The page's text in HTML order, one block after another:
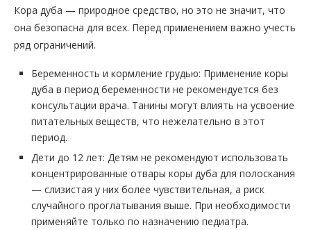
Кора дуба — природное средство, но это не значит, что
она безопасна для всех. Перед применением важно учесть
ряд ограничений.
Беременность и кормление грудью: Применение коры
дуба в период беременности не рекомендуется без
консультации врача. Танины могут влиять на усвоение
питательных веществ, что нежелательно в этот
период.
Дети до 12 лет: Детям не рекомендуют использовать
концентрированные отвары коры дуба для полоскания
— слизистая у них более чувствительная, а риск
случайного проглатывания выше. При необходимости
применяйте только по назначению педиатра.